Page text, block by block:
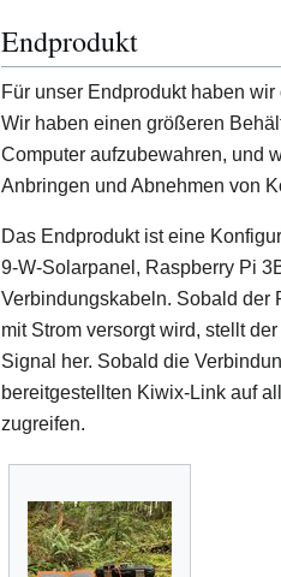
Endprodukt
Für unser Endprodukt haben
Wir haben einen größeren
Computer aufzubewahren, und
Anbringen und Abnehmen von
Das Endprodukt ist eine
9-W-Solarpanel, Raspberry Pi
Verbindungskabeln. Sobald der
mit Strom versorgt wird, stellt
Signal her. Sobald die
bereitgestellten Kiwix-Link auf
zugreifen.